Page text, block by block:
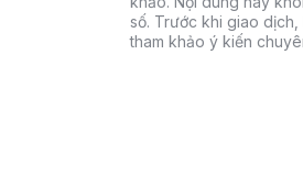
số. Trước khi giao
tham khảo ý kiến